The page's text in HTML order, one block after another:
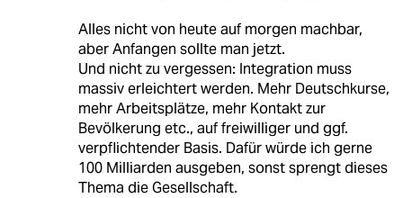
Alles nicht von heute auf morgen machbar,
aber Anfangen sollte man jetzt.
Und nicht zu vergessen: Integration muss
massiv erleichtert werden. Mehr Deutschkurse,
mehr Arbeitsplätze, mehr Kontakt zur
Bevölkerung etc., auf freiwilliger und ggf.
verpflichtender Basis. Dafür würde ich gerne
100 Milliarden ausgeben, sonst sprengt dieses
Thema die Gesellschaft.